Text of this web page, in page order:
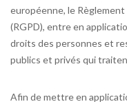
européenne, le
(RGPD), entre en
droits des personnes et
publics et privés qui
Afin de mettre en